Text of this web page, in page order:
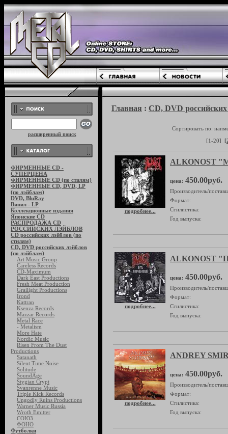
расширенный поиск
ФИРМЕННЫЕ CD -
СУПЕРЦЕНА
ФИРМЕННЫЕ CD (по стилям)
ФИРМЕННЫЕ CD, DVD, LP
(по лэйблам)
DVD, BluRay
Винил - LP
Коллекционные издания
Японские CD
РАСПРОДАЖА CD
РОССИЙСКИХ ЛЭЙБЛОВ
CD российских лэйблов (по
стилям)
CD, DVD российских лэйблов
(по лэйблам)
Art Music Group
Careless Records
CD-Maximum
Dark East Productions
Fresh Meat Production
Grailight Productions
Irond
Kattran
Ksenza Records
Mazzar Records
Metal Race
- Metalism
More Hate
Nordic Music
Risen From The Dust
Productions
Satanath
Silent Time Noise
Solitude
SoundAge
Stygian Crypt
Svanrenne Music
Triple Kick Records
Ungodly Ruins Productions
Warner Music Russia
Wroth Emitter
СОЮЗ
ФОНО
Футболки
Главная : CD, DVD
Сортировать по:
[1-20]
подробнее...
ALKONOST
цена: 450.00руб.
Производитель/
Формат:
Стилистика:
Год выпуска:
подробнее...
ALKONOST
цена: 450.00руб.
Производитель/
Формат:
Стилистика:
Год выпуска:
подробнее...
ANDREY
цена: 450.00руб.
Производитель/
Формат:
Стилистика:
Год выпуска: